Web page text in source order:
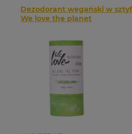
Dezodorant wegański w
We love the planet